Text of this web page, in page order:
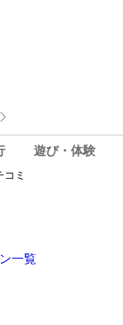
遊び・体験
ミ
一覧